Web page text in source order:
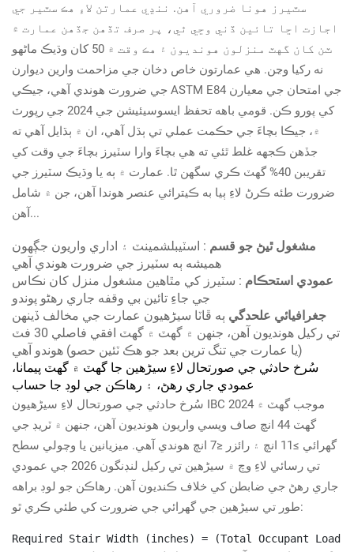
سٽيرز هونا ضروري آهن. ننڍي عمارتن لاءِ هڪ سٽير جي
اجازت اڃا تائين ڏني وڃي ٿي، پر صرف تڏهن جڏهن عمارت ۾
ٽن کان گهٽ منزلون هونديون ۽ هڪ وقت ۾ 50 کان وڌيڪ ماڻهو
نه رکيا وڃن. هي عمارتون خاص دخان جي مزاحمت وارين ديوارن
جي ضرورت هوندي آهي، جيڪي ASTM E84 جي امتحان جي معيارن
کي پورو ڪن. قومي باهه تحفظ ايسوسيئيشن جي 2024 جي رپورٽ
۾، جيڪا بچاءَ جي حڪمت عملي تي ٻڌل آهي، ان ۾ ٻڌايل آهي ته
جڏهن ڪجهه غلط ٿئي ته هي بچاءَ وارا سٽيرز بچاءَ جي وقت کي
تقريبن 40% گهٽ ڪري سگهن ٿا. عمارت ۾ ٻه يا وڌيڪ سٽيرز جي
ضرورت طئه ڪرڻ لاءِ ٻيا به ڪيترائي عنصر هوندا آهن، جن ۾ شامل
آهن...
مشغول ٿيڻ جو قسم : اسٽيبلشمينٽ ۽ اداري واريون جڳهون
هميشه ٻه سٽيرز جي ضرورت هوندي آهي
عمودي استحڪام : سٽيرز کي مٿاهين مشغول منزل کان نڪاس
جي جاءِ تائين بي وقفه جاري رهڻو پوندو
جغرافيائي علحدگي ٻه ڦاٽا سیڑھيون عمارت جي مخالف ڏينهن
تي رکيل هونديون آهن، جنھن ۾ گھٽ ۾ گھٽ افقي فاصلي 30 فٽ
(يا عمارت جي تنگ ترين بعد جو هڪ ٽئين حصو) هوندو آهي
سُرخ حادثي جي صورتحال لاءِ سیڑھين جا گھٽ ۾ گھٽ پيمانا،
عمودي جاري رھڻ، ۽ رهاڪن جي لوڊ جا حساب
سُرخ حادثي جي صورتحال لاءِ سیڑھيون IBC 2024 موجب گھٽ ۾
گھٽ 44 انچ صاف ويسي واريون هونديون آهن، جنھن ۾ ٽريڊ جي
گھرائي ≥11 انچ ۽ رائزر ≤7 انچ هوندي آهي. ميزيانين يا وچولي سطح
تي رسائي لاءِ وچ ۾ سیڑھين تي رکيل لنڊنگون 2026 جي عمودي
جاري رھڻ جي ضابطن کي خلاف ڪنديون آهن. رهاڪن جو لوڊ براھه
طور تي سیڑھين جي گھرائي جي ضرورت کي طئي ڪري ٿو:
Required Stair Width (inches) = (Total Occupant